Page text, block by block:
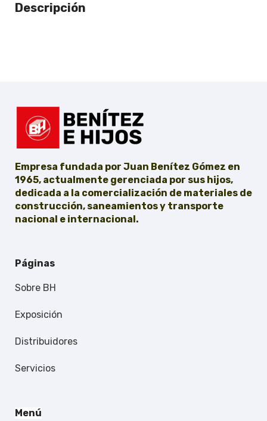
Descripción
Empresa fundada por Juan Benítez Gómez en
1965, actualmente gerenciada por sus hijos,
dedicada a la comercialización de materiales de
construcción, saneamientos y transporte
nacional e internacional.
Páginas
Sobre BH
Exposición
Distribuidores
Servicios
Menú